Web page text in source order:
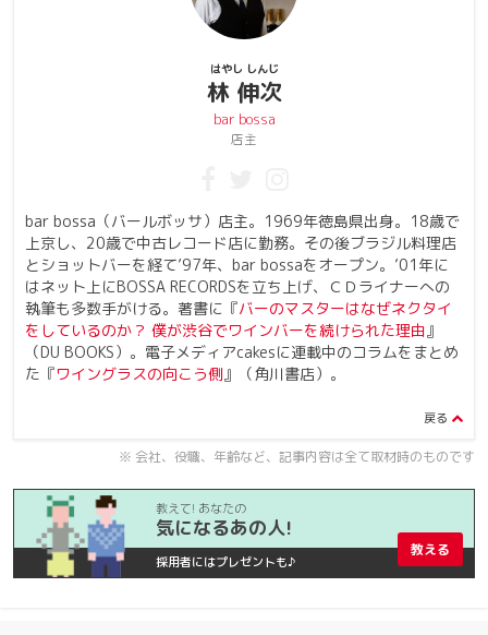
林 伸次
はやし しんじ
bar bossa
店主
bar bossa（バールボッサ）店主。1969年徳島県出身。18歳で
上京し、20歳で中古レコード店に勤務。その後ブラジル料理店
とショットバーを経て’97年、bar bossaをオープン。’01年に
はネット上にBOSSA RECORDSを立ち上げ、ＣＤライナーへの
執筆も多数手がける。著書に『バーのマスターはなぜネクタイ
をしているのか？ 僕が渋谷でワインバーを続けられた理由』
（DU BOOKS）。電子メディアcakesに連載中のコラムをまとめ
た『ワイングラスの向こう側』（角川書店）。
※ 会社、役職、年齢など、記事内容は全て取材時のものです
教えて! あなたの
気になるあの人!
採用者にはプレゼントも♪
教える